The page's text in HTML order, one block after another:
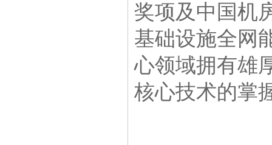
奖项及中国机
基础设施全网
心领域拥有雄
核心技术的掌